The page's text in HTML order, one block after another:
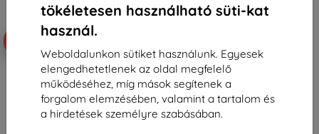
tökéletesen használható süti-kat
használ.
Weboldalunkon sütiket használunk. Egyesek
elengedhetetlenek az oldal megfelelő
működéséhez, míg mások segítenek a
forgalom elemzésében, valamint a tartalom és
a hirdetések személyre szabásában.
Ingyenes szállítás